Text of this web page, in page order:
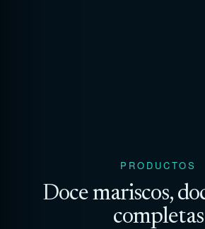
PRODUCTOS
Doce mariscos,
completas